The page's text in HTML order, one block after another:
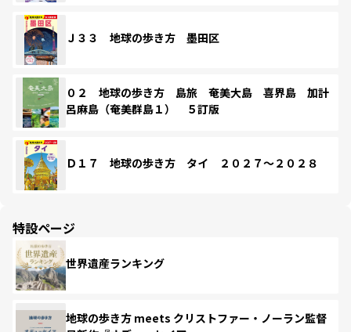
Ｊ３３ 地球の歩き方 墨田区
０２ 地球の歩き方 島旅 奄美大島 喜界島 加計
呂麻島（奄美群島１） ５訂版
Ｄ１７ 地球の歩き方 タイ ２０２７～２０２８
特設ページ
世界遺産ランキング
地球の歩き方 meets クリストファー・ノーラン監督